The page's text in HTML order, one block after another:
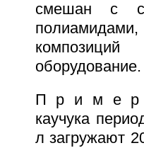
смешан с
композиций
оборудование.
П р и м е р
каучука
л загружают